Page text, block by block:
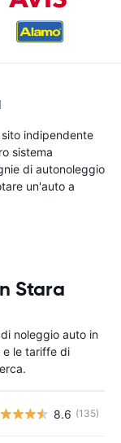
indipendente
sistema
di autonoleggio
un'auto a
Stara
noleggio auto in
e le tariffe di
8.6 (135)